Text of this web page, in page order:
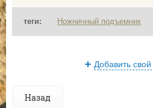
теги: Ножничный подъемник
Добавить свой
Назад